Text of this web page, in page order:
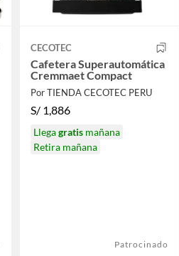
CECOTEC
Cafetera Superautomática
Cremmaet Compact
Por TIENDA CECOTEC PERU
S/ 1,886
Llegagratismañana
Retira mañana
Patrocinado